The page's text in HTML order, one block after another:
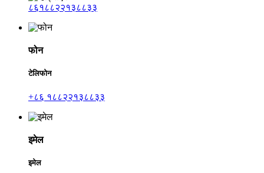
८६१८८२२१३८८३३
फोन
टेलिफोन
+८६ १८८२२१३८८३३
इमेल
इमेल